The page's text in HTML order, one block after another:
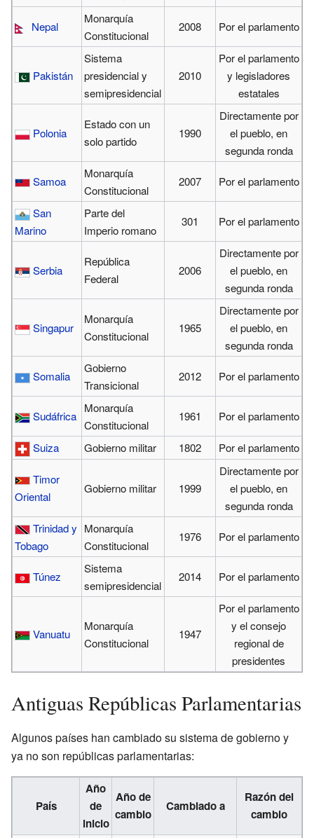
Nepal
Monarquía
Constitucional
2008 Por el parlamento
Pakistán
Sistema
presidencial y
semipresidencial
2010
Por el parlamento
y legisladores
estatales
Polonia
Estado con un
solo partido
1990
Directamente por
el pueblo, en
segunda ronda
Samoa
Monarquía
Constitucional
2007 Por el parlamento
San
Marino
Parte del
Imperio romano
301 Por el parlamento
Serbia
República
Federal
2006
Directamente por
el pueblo, en
segunda ronda
Singapur
Monarquía
Constitucional
1965
Directamente por
el pueblo, en
segunda ronda
Somalia
Gobierno
Transicional
2012 Por el parlamento
Sudáfrica
Monarquía
Constitucional
1961 Por el parlamento
Suiza Gobierno militar 1802 Por el parlamento
Timor
Oriental
Gobierno militar 1999
Directamente por
el pueblo, en
segunda ronda
Trinidad y
Tobago
Monarquía
Constitucional
1976 Por el parlamento
Túnez
Sistema
semipresidencial
2014 Por el parlamento
Vanuatu
Monarquía
Constitucional
1947
Por el parlamento
y el consejo
regional de
presidentes
Antiguas Repúblicas Parlamentarias
Algunos países han cambiado su sistema de gobierno y
ya no son repúblicas parlamentarias:
País
Año
de
inicio
Año de
cambio
Cambiado a
Razón del
cambio